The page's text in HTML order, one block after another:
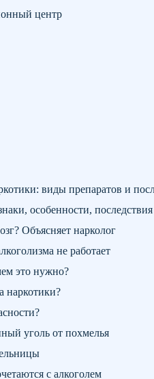
центр
виды препаратов и
особенности, последствия
Объясняет нарколог
не работает
это нужно?
наркотики?
уголь от похмелья
с алкоголем